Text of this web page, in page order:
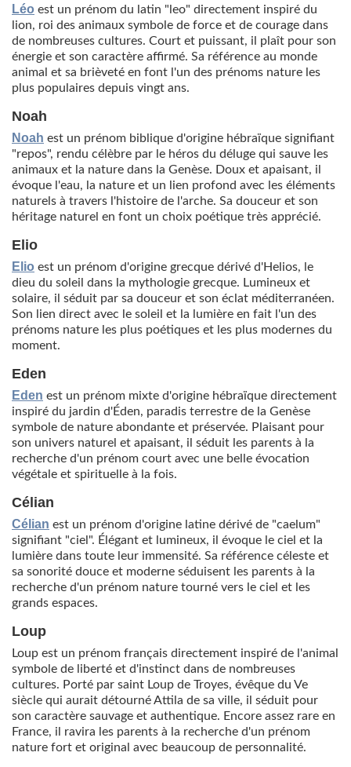
Léo est un prénom du latin "leo" directement inspiré du
lion, roi des animaux symbole de force et de courage dans
de nombreuses cultures. Court et puissant, il plaît pour son
énergie et son caractère affirmé. Sa référence au monde
animal et sa brièveté en font l'un des prénoms nature les
plus populaires depuis vingt ans.
Noah
Noah est un prénom biblique d'origine hébraïque signifiant
"repos", rendu célèbre par le héros du déluge qui sauve les
animaux et la nature dans la Genèse. Doux et apaisant, il
évoque l'eau, la nature et un lien profond avec les éléments
naturels à travers l'histoire de l'arche. Sa douceur et son
héritage naturel en font un choix poétique très apprécié.
Elio
Elio est un prénom d'origine grecque dérivé d'Helios, le
dieu du soleil dans la mythologie grecque. Lumineux et
solaire, il séduit par sa douceur et son éclat méditerranéen.
Son lien direct avec le soleil et la lumière en fait l'un des
prénoms nature les plus poétiques et les plus modernes du
moment.
Eden
Eden est un prénom mixte d'origine hébraïque directement
inspiré du jardin d'Éden, paradis terrestre de la Genèse
symbole de nature abondante et préservée. Plaisant pour
son univers naturel et apaisant, il séduit les parents à la
recherche d'un prénom court avec une belle évocation
végétale et spirituelle à la fois.
Célian
Célian est un prénom d'origine latine dérivé de "caelum"
signifiant "ciel". Élégant et lumineux, il évoque le ciel et la
lumière dans toute leur immensité. Sa référence céleste et
sa sonorité douce et moderne séduisent les parents à la
recherche d'un prénom nature tourné vers le ciel et les
grands espaces.
Loup
Loup est un prénom français directement inspiré de l'animal
symbole de liberté et d'instinct dans de nombreuses
cultures. Porté par saint Loup de Troyes, évêque du Ve
siècle qui aurait détourné Attila de sa ville, il séduit pour
son caractère sauvage et authentique. Encore assez rare en
France, il ravira les parents à la recherche d'un prénom
nature fort et original avec beaucoup de personnalité.